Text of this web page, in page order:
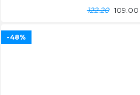
122.20 109.00
-48%